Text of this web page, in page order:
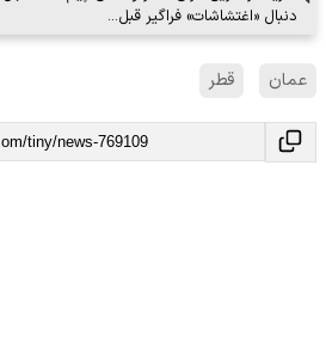
دنبال «اغتشاشات» فراگیر قبل…
عمان قطر